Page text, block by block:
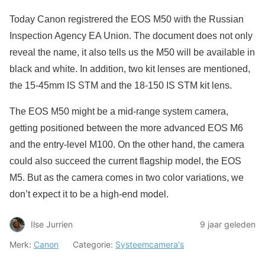
Today Canon registrered the EOS M50 with the Russian
Inspection Agency EA Union. The document does not only
reveal the name, it also tells us the M50 will be available in
black and white. In addition, two kit lenses are mentioned,
the 15-45mm IS STM and the 18-150 IS STM kit lens.
The EOS M50 might be a mid-range system camera,
getting positioned between the more advanced EOS M6
and the entry-level M100. On the other hand, the camera
could also succeed the current flagship model, the EOS
M5. But as the camera comes in two color variations, we
don’t expect it to be a high-end model.
Ilse Jurrien
9 jaar geleden
Merk: Canon Categorie: Systeemcamera's